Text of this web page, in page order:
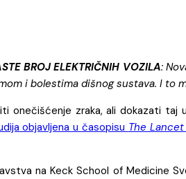
BROJ ELEKTRIČNIH VOZILA:
i bolestima dišnog sustava. I to
zraka, ali dokazati
objavljena u časopisu The
na Keck School of Medicine